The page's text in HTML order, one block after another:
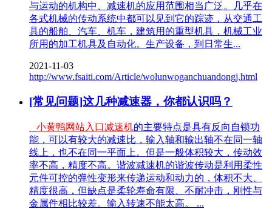
与运动的机构中、减速机的应用范围相当广泛。几乎在
各式机械的传动系统中都可以见到它的踪迹，从交通工
具的船舶、汽车、机车，建筑用的重型机具，机械工业
所用的加工机具及自动化。生产设备，到日常生...
2021-11-03
http://www.fsaiti.com/Article/wolunwoganchuandongj.html
[常见问题]这几种减速器，你都认识吗？
小黄鸭网站入口减速机的主要特点是具有反向自锁功
能，可以有较大的减速比，输入轴和输出轴不在同一轴
线上，也不在同一平面上。但是一般体积较大，传动效
率不高，精度不高。谐波减速机的谐波传动是利用柔性
元件可控的弹性变形来传递运动和动力的，体积不大、
精度很高，但缺点是柔轮寿命有限、不耐冲击，刚性与
金属件相比较差。输入转速不能太高。 ...